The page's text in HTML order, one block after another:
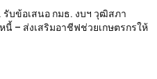
รับข้อเสนอ กมธ. งบฯ วุฒิสภา
นี้ – ส่งเสริมอาชีฟช่วยเกษตรกรให้